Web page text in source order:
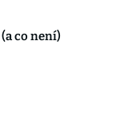
co není)